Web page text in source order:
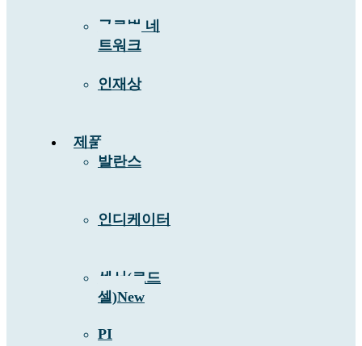
글로벌 네
트워크
인재상
제품
발란스
인디케이터
센서(로드
셀)New
PI